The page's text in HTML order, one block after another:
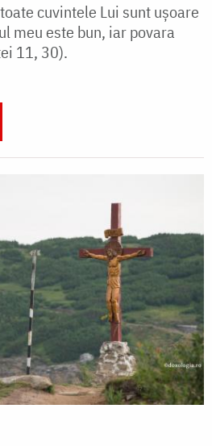
cuvintele Lui sunt ușoare
meu este bun, iar povara
11, 30).